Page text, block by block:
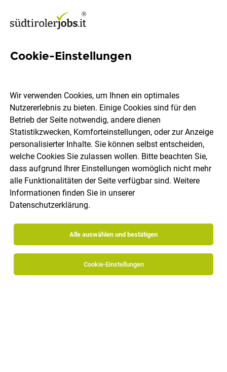
Barman / Baristin
Amonti Wellnessresort
Steinhaus im Ahrntal Vollzeit 07.08.2026
Cookie-Einstellungen
Wir verwenden Cookies, um Ihnen ein optimales
Nutzererlebnis zu bieten. Einige Cookies sind für den
Betrieb der Seite notwendig, andere dienen
Statistikzwecken, Komforteinstellungen, oder zur Anzeige
personalisierter Inhalte. Sie können selbst entscheiden,
welche Cookies Sie zulassen wollen. Bitte beachten Sie,
dass aufgrund Ihrer Einstellungen womöglich nicht mehr
alle Funktionalitäten der Seite verfügbar sind. Weitere
Informationen finden Sie in unserer
Datenschutzerklärung.
Alle auswählen und bestätigen
Cookie-Einstellungen